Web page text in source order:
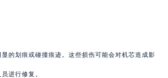
的划痕或碰撞痕迹。这些损伤可能会对机芯造成影
进行修复。